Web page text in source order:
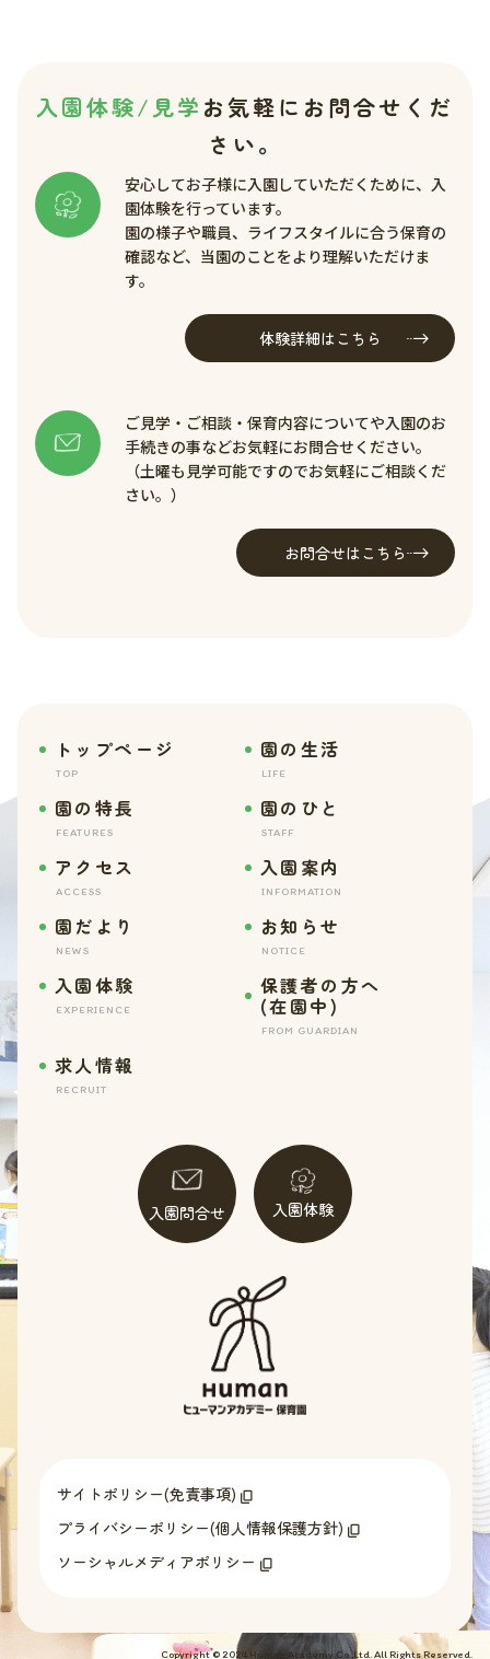
入園体験/見学 お気軽にお問合せくだ
さい。
安心してお子様に入園していただくために、入
園体験を行っています。
園の様子や職員、ライフスタイルに合う保育の
確認など、当園のことをより理解いただけま
す。
体験詳細はこちら
ご見学・ご相談・保育内容についてや入園のお
手続きの事などお気軽にお問合せください。
（土曜も見学可能ですのでお気軽にご相談くだ
さい。）
お問合せはこちら
トップページ
TOP
園の生活
LIFE
園の特長
FEATURES
園のひと
STAFF
アクセス
ACCESS
入園案内
INFORMATION
園だより
NEWS
お知らせ
NOTICE
入園体験
EXPERIENCE
保護者の方へ
(在園中)
FROM GUARDIAN
求人情報
RECRUIT
入園問合せ 入園体験
サイトポリシー(免責事項)
プライバシーポリシー(個人情報保護方針)
ソーシャルメディアポリシー
Copyright © 2024 Human Academy Co.,Ltd. All Rights Reserved.